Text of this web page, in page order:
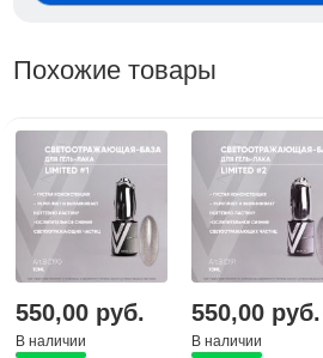
Похожие товары
550,00 руб.
В наличии
550,00 руб.
В наличии